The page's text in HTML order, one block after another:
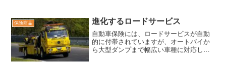
保険商品 進化するロードサービス
自動車保険には、ロードサービスが自動
的に付帯されていますが、オートバイか
ら大型ダンプまで幅広い車種に対応し、